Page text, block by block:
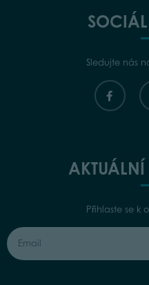
Sledujte nás
AKTUÁLNÍ
Přihlaste se k